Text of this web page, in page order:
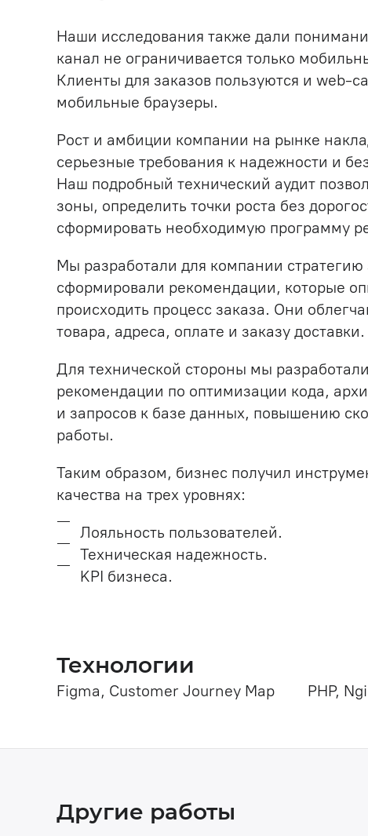
Наши исследования также дали
канал не ограничивается только
Клиенты для заказов пользуются и web-
мобильные браузеры.
Рост и амбиции компании на рынке
серьезные требования к надежности и
Наш подробный технический аудит
зоны, определить точки роста без
сформировать необходимую программу
Мы разработали для компании стратегию
сформировали рекомендации, которые
происходить процесс заказа. Они
товара, адреса, оплате и заказу доставки.
Для технической стороны мы
рекомендации по оптимизации кода,
и запросов к базе данных, повышению
работы.
Таким образом, бизнес получил
качества на трех уровнях:
Лояльность пользователей.
Техническая надежность.
KPI бизнеса.
Технологии
Figma, Customer Journey Map PHP,
Другие работы